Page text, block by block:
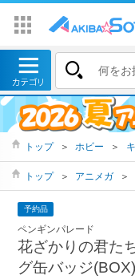
トップ ＞ ホビー ＞
トップ ＞ アニメガ ＞
予約品
ペンギンパレード
花ざかりの君た
グ缶バッジ